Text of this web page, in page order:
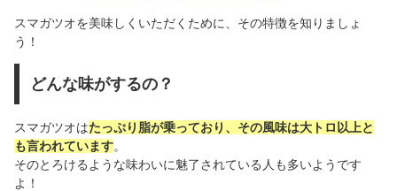
スマガツオを美味しくいただくために、その特徴を知りましょ
う！
どんな味がするの？
スマガツオはたっぷり脂が乗っており、その風味は大トロ以上と
も言われています。
そのとろけるような味わいに魅了されている人も多いようです
よ！